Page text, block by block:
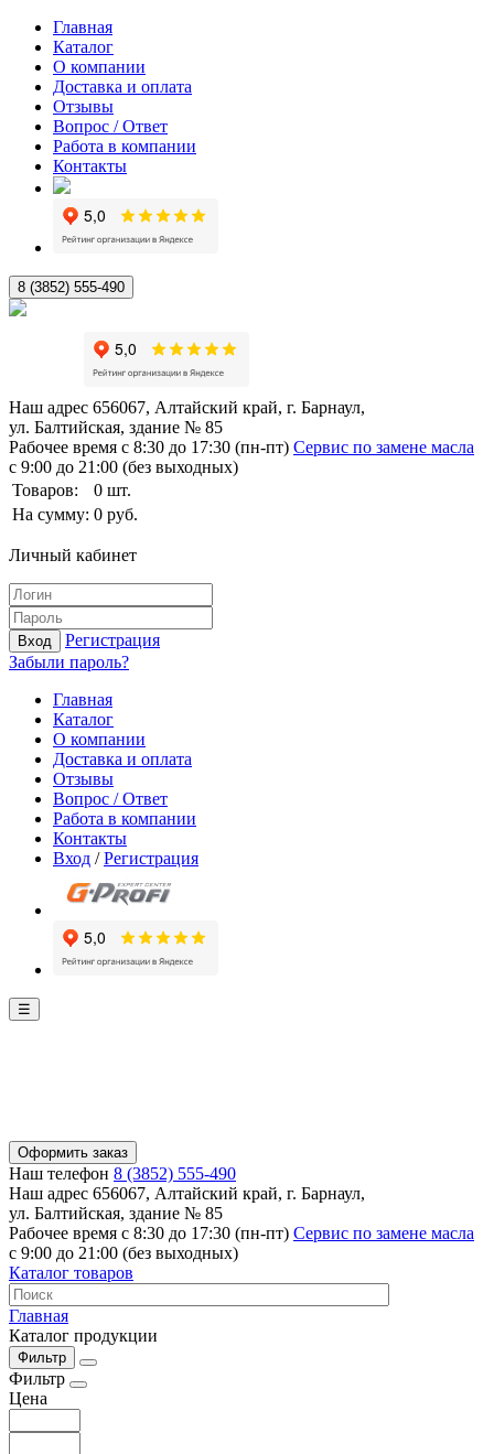
Главная
Каталог
О компании
Доставка и оплата
Отзывы
Вопрос / Ответ
Работа в компании
Контакты
8 (3852) 555-490
Наш адрес 656067, Алтайский край, г. Барнаул,
ул. Балтийская, здание № 85
Рабочее время с 8:30 до 17:30 (пн-пт) Сервис по замене масла
с 9:00 до 21:00 (без выходных)
Товаров:
0 шт.
На сумму: 0 руб.
Личный кабинет
Вход
Регистрация
Забыли пароль?
Главная
Каталог
О компании
Доставка и оплата
Отзывы
Вопрос / Ответ
Работа в компании
Контакты
Вход /Регистрация
☰
Оформить заказ
Наш телефон 8 (3852) 555-490
Наш адрес 656067, Алтайский край, г. Барнаул,
ул. Балтийская, здание № 85
Рабочее время с 8:30 до 17:30 (пн-пт) Сервис по замене масла
с 9:00 до 21:00 (без выходных)
Каталог товаров
Главная
Каталог продукции
Фильтр
Фильтр
Цена